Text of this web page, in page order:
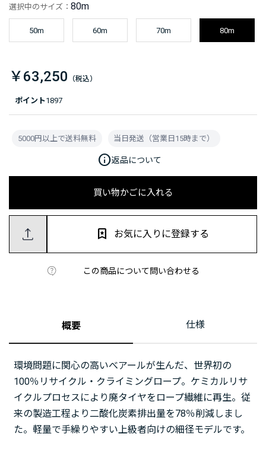
ポイント1897
選択中のサイズ： 80m
50m 60m 70m 80m
￥63,250
買い物かごに入れる
この商品について問い合わせる
お気に入りに登録する
5000円以上で送料無料 当日発送（営業日15時まで）
info返品について
概要 仕様
環境問題に関心の高いべアールが生んだ、世界初の
100％リサイクル・クライミングロープ。ケミカルリサ
イクルプロセスにより廃タイヤをロープ繊維に再生。従
来の製造工程より二酸化炭素排出量を78％削減しまし
た。軽量で手繰りやすい上級者向けの細径モデルです。